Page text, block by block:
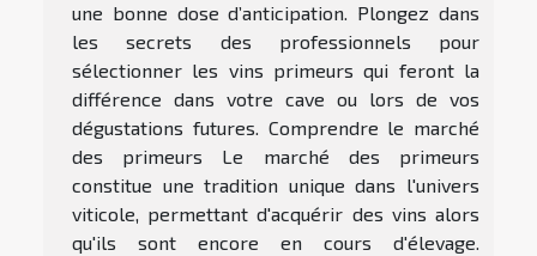
une bonne dose d’anticipation. Plongez dans
les secrets des professionnels pour
sélectionner les vins primeurs qui feront la
différence dans votre cave ou lors de vos
dégustations futures. Comprendre le marché
des primeurs Le marché des primeurs
constitue une tradition unique dans l'univers
viticole, permettant d'acquérir des vins alors
qu'ils sont encore en cours d'élevage.